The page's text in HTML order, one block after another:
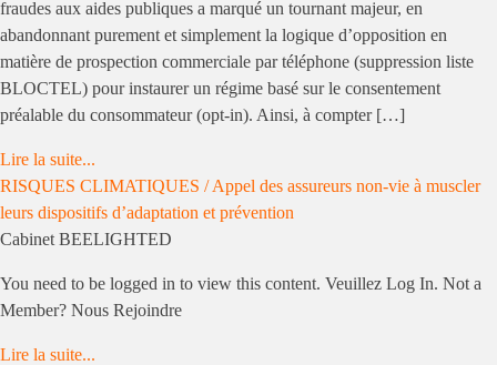
fraudes aux aides publiques a marqué un tournant majeur, en
abandonnant purement et simplement la logique d’opposition en
matière de prospection commerciale par téléphone (suppression liste
BLOCTEL) pour instaurer un régime basé sur le consentement
préalable du consommateur (opt-in). Ainsi, à compter […]
Lire la suite...
RISQUES CLIMATIQUES / Appel des assureurs non-vie à muscler
leurs dispositifs d’adaptation et prévention
Cabinet BEELIGHTED
You need to be logged in to view this content. Veuillez Log In. Not a
Member? Nous Rejoindre
Lire la suite...